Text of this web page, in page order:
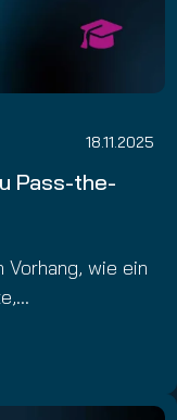
18.11.2025
Pass-the-
wie ein